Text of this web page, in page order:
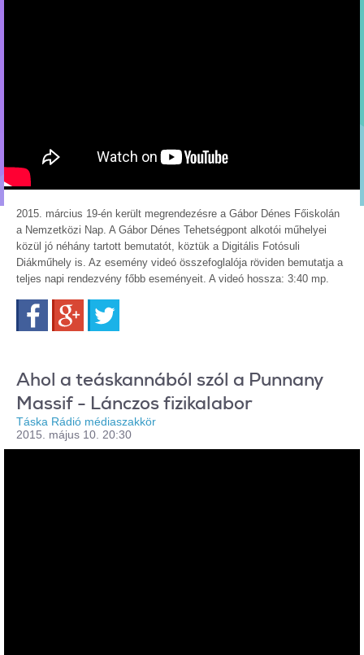
2015. március 19-én került megrendezésre a Gábor Dénes Főiskolán
a Nemzetközi Nap. A Gábor Dénes Tehetségpont alkotói műhelyei
közül jó néhány tartott bemutatót, köztük a Digitális Fotósuli
Diákműhely is. Az esemény videó összefoglalója röviden bemutatja a
teljes napi rendezvény főbb eseményeit. A videó hossza: 3:40 mp.
FacebookGoogle+
Ahol a teáskannából szól a Punnany
Massif - Lánczos fizikalabor
Táska Rádió médiaszakkör
2015. május 10. 20:30